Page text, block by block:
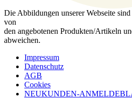
Die Abbildungen unserer Webseite
von
den angebotenen Produkten/Artikeln
abweichen.
Impressum
Datenschutz
AGB
Cookies
NEUKUNDEN-